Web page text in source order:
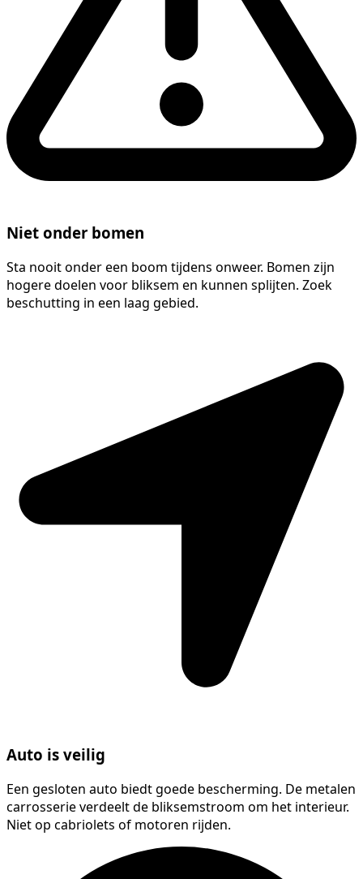
Niet onder bomen
Sta nooit onder een boom tijdens onweer. Bomen zijn
hogere doelen voor bliksem en kunnen splijten. Zoek
beschutting in een laag gebied.
Auto is veilig
Een gesloten auto biedt goede bescherming. De metalen
carrosserie verdeelt de bliksemstroom om het interieur.
Niet op cabriolets of motoren rijden.